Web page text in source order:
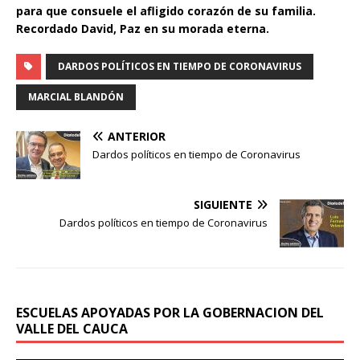
para que consuele el afligido corazón de su familia.
Recordado David, Paz en su morada eterna.
DARDOS POLÍTICOS EN TIEMPO DE CORONAVIRUS
MARCIAL BLANDÓN
ANTERIOR
Dardos políticos en tiempo de Coronavirus
SIGUIENTE
Dardos políticos en tiempo de Coronavirus
ESCUELAS APOYADAS POR LA GOBERNACION DEL
VALLE DEL CAUCA